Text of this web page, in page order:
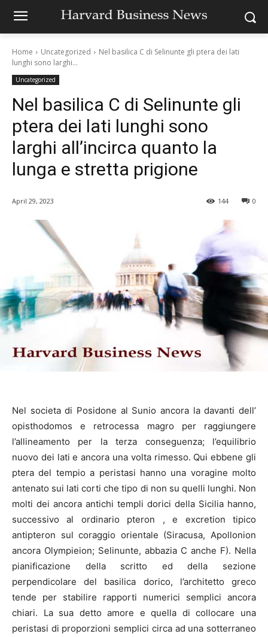
Home Uncategorized
Nel basilica C di Selinunte gli ptera dei lati
lunghi sono larghi...
Uncategorized
Nel basilica C di Selinunte gli
ptera dei lati lunghi sono
larghi all’incirca quanto la
lunga e stretta prigione
April 29, 2023 0
144
Nel societa di Posidone al Sunio ancora la davanti dell’
opisthodomos e retrocessa magro per raggiungere
l’allineamento per la terza conseguenza; l’equilibrio
nuovo dei lati e ancora una volta rimesso. Qui ebbene gli
ptera del tempio a peristasi hanno una voragine molto
antenato sui lati corti che tipo di non su quelli lunghi. Non
molti dei ancora antichi templi dorici della Sicilia hanno,
successivo al ordinario pteron , e excretion tipico
antipteron sul coraggio orientale (Siracusa, Apollonion
ancora Olympieion; Selinunte, abbazia C anche F). Nella
pianificazione della scritto ed della sezione
perpendicolare del basilica dorico, l’architetto greco
tende per stabilire rapporti numerici semplici ancora
chiari. La sua detto amore e quella di collocare una
peristasi di proporzioni semplici circa ad una sotterraneo